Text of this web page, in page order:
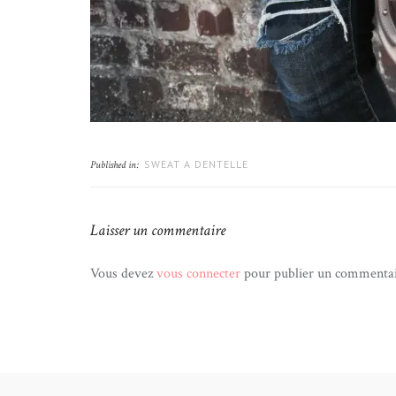
Published in: SWEAT A DENTELLE
Laisser un commentaire
Vous devezvous connecterpour publier un